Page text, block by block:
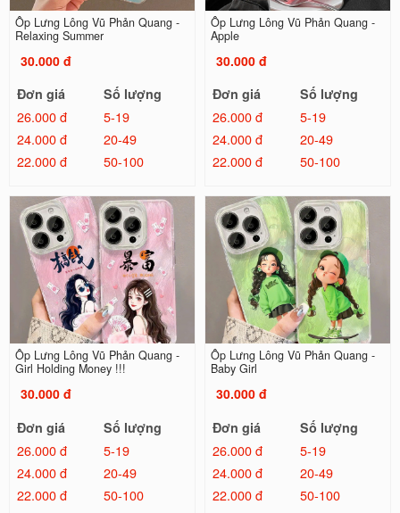
Ốp Lưng Lông Vũ Phản Quang -
Relaxing Summer
30.000 đ
Đơn giá
Số lượng
26.000 đ
5-19
24.000 đ
20-49
22.000 đ
50-100
Ốp Lưng Lông Vũ Phản Quang -
Apple
30.000 đ
Đơn giá
Số lượng
26.000 đ
5-19
24.000 đ
20-49
22.000 đ
50-100
Ốp Lưng Lông Vũ Phản Quang -
Girl Holding Money !!!
30.000 đ
Đơn giá
Số lượng
26.000 đ
5-19
24.000 đ
20-49
22.000 đ
50-100
Ốp Lưng Lông Vũ Phản Quang -
Baby Girl
30.000 đ
Đơn giá
Số lượng
26.000 đ
5-19
24.000 đ
20-49
22.000 đ
50-100